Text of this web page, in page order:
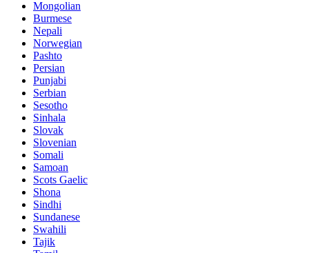
Mongolian
Burmese
Nepali
Norwegian
Pashto
Persian
Punjabi
Serbian
Sesotho
Sinhala
Slovak
Slovenian
Somali
Samoan
Scots Gaelic
Shona
Sindhi
Sundanese
Swahili
Tajik